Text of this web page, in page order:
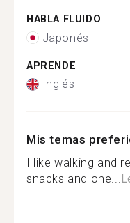
HABLA FLUIDO
Japonés
APRENDE
Inglés
Mis temas
I like walking and
snacks and one...